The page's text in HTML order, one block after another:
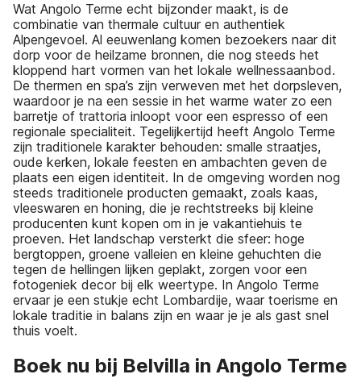
Wat Angolo Terme echt bijzonder maakt, is de
combinatie van thermale cultuur en authentiek
Alpengevoel. Al eeuwenlang komen bezoekers naar dit
dorp voor de heilzame bronnen, die nog steeds het
kloppend hart vormen van het lokale wellnessaanbod.
De thermen en spa’s zijn verweven met het dorpsleven,
waardoor je na een sessie in het warme water zo een
barretje of trattoria inloopt voor een espresso of een
regionale specialiteit. Tegelijkertijd heeft Angolo Terme
zijn traditionele karakter behouden: smalle straatjes,
oude kerken, lokale feesten en ambachten geven de
plaats een eigen identiteit. In de omgeving worden nog
steeds traditionele producten gemaakt, zoals kaas,
vleeswaren en honing, die je rechtstreeks bij kleine
producenten kunt kopen om in je vakantiehuis te
proeven. Het landschap versterkt die sfeer: hoge
bergtoppen, groene valleien en kleine gehuchten die
tegen de hellingen lijken geplakt, zorgen voor een
fotogeniek decor bij elk weertype. In Angolo Terme
ervaar je een stukje echt Lombardije, waar toerisme en
lokale traditie in balans zijn en waar je je als gast snel
thuis voelt.
Boek nu bij Belvilla in Angolo Terme